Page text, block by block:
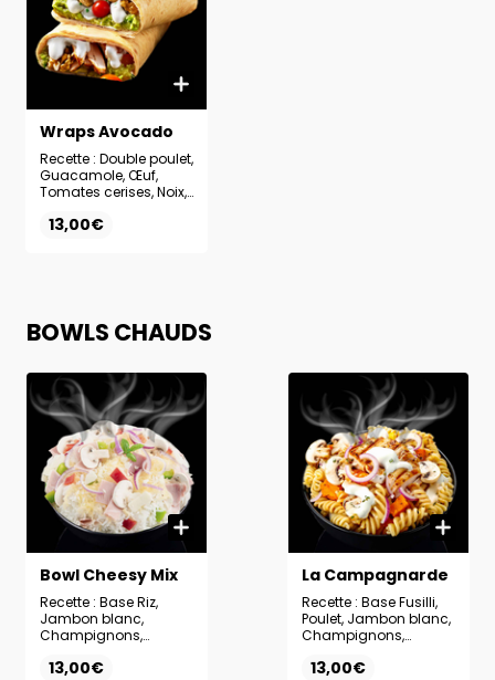
Wraps Avocado
Recette : Double poulet,
Guacamole, Œuf,
Tomates cerises, Noix,
13,00€
BOWLS CHAUDS
Bowl Cheesy Mix
Recette : Base Riz,
Jambon blanc,
Champignons,
Comté, Oignons
13,00€
La Campagnarde
Recette : Base Fusilli,
Poulet, Jambon blanc,
Champignons,
Emmental, Patate
13,00€